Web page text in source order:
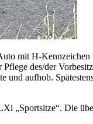
mit H-
des/der
und aufhob.
„Sportsitze“. Die